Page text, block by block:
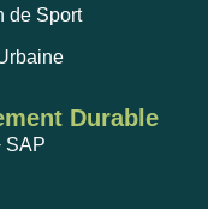
de Sport
Durable
SAP